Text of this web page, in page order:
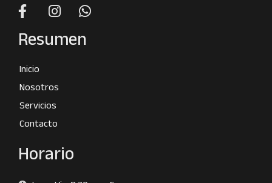
Resumen
Inicio
Nosotros
Servicios
Contacto
Horario